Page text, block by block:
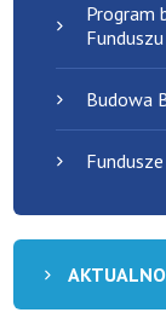
Program
Budowa